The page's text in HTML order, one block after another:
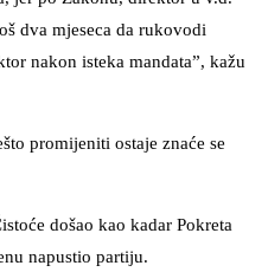
dva mjeseca da rukovodi
nakon isteka mandata”, kažu
promijeniti ostaje znaće se
došao kao kadar Pokreta
napustio partiju.